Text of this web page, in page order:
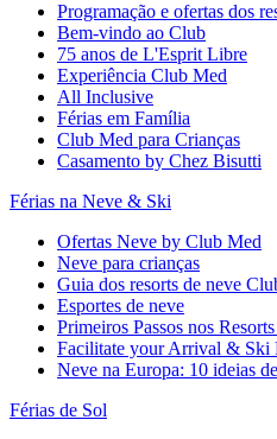
Programação e ofertas dos
Bem-vindo ao Club
75 anos de L'Esprit Libre
Experiência Club Med
All Inclusive
Férias em Família
Club Med para Crianças
Casamento by Chez Bisutti
Férias na Neve & Ski
Ofertas Neve by Club Med
Neve para crianças
Guia dos resorts de neve
Esportes de neve
Primeiros Passos nos
Facilitate your Arrival & Ski
Neve na Europa: 10 ideias
Férias de Sol